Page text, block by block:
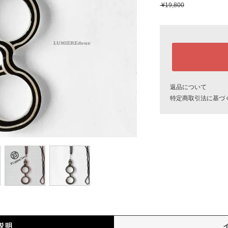
¥19,800
返品について
特定商取引法に基づ
明